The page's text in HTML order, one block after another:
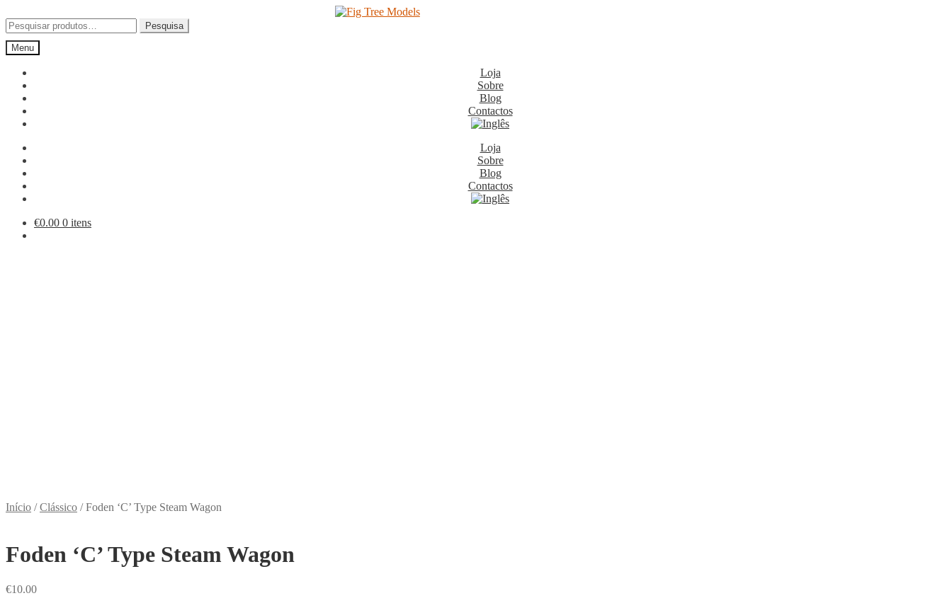
para
a
navegação
para
o
conteúdo
Pesquisar
por:
Pesquisa
Menu
Loja
Sobre
Blog
Contactos
Loja
Sobre
Blog
Contactos
€0.00 0 itens
Início /Clássico /Foden ‘C’ Type Steam Wagon
Foden ‘C’ Type Steam Wagon
€10.00